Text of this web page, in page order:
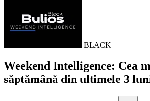
BLACK
Weekend Intelligence: Cea
săptămână din ultimele 3